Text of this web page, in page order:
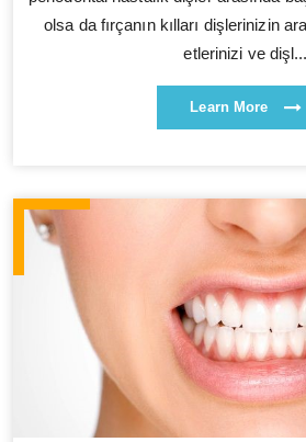
olsa da fırçanın kılları dişlerinizin
etlerinizi ve dişl...
Learn More